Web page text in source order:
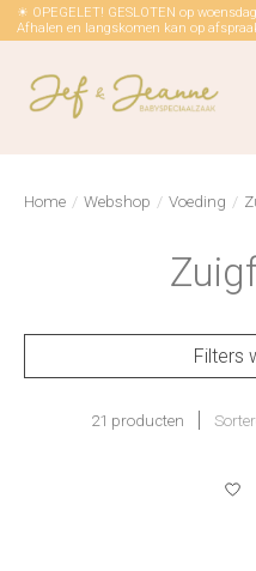
☀ OPEGELET! GESLOTEN op
Afhalen en langskomen kan op
Home / Webshop / Voeding /
Filters
21 producten